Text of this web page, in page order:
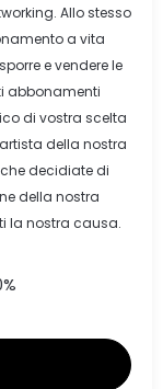
Allo stesso
a vita
e vendere le
abbonamenti
di vostra scelta
della nostra
decidiate di
della nostra
la nostra causa.